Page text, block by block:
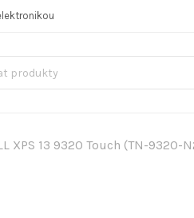
XPS 13 9320 Touch (TN-9320-